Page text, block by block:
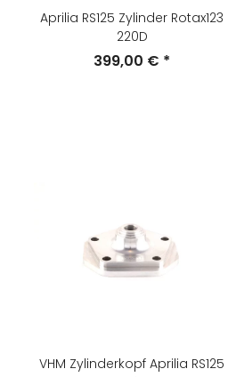
Aprilia RS125 Zylinder Rotax123
220D
399,00 € *
VHM Zylinderkopf Aprilia RS125